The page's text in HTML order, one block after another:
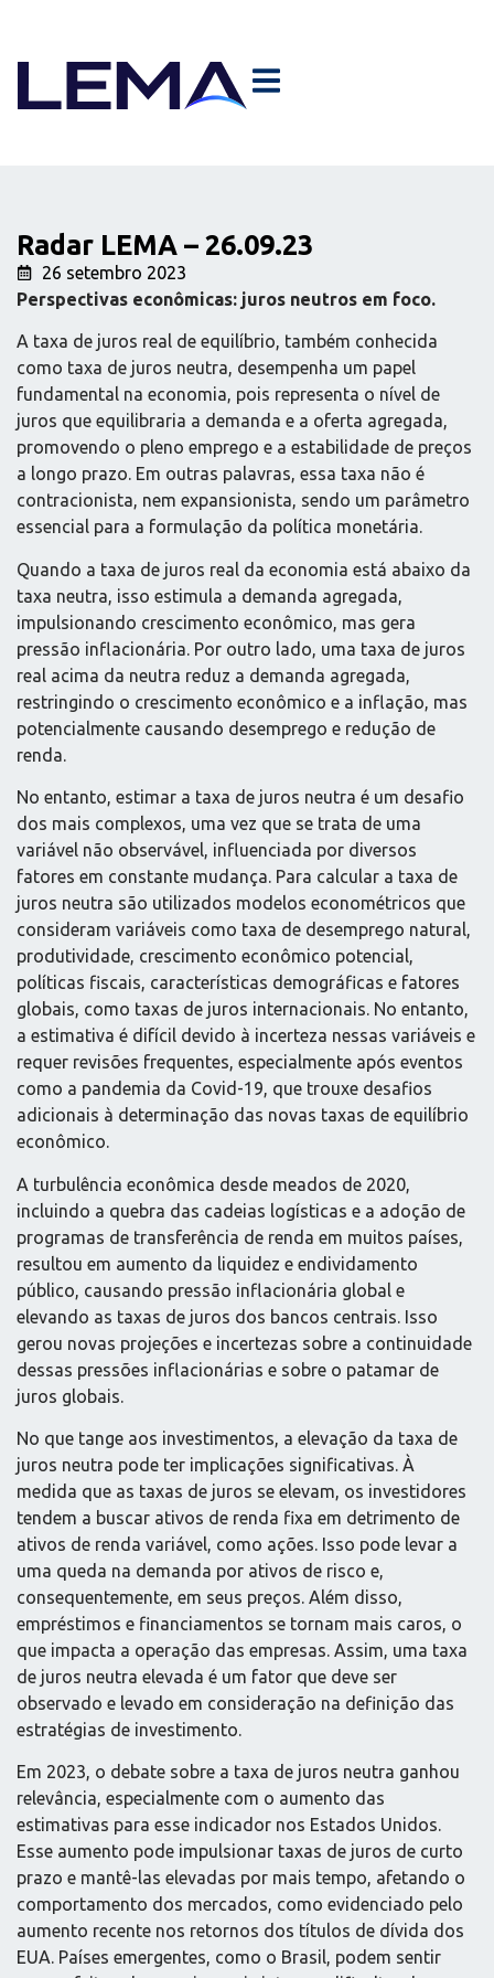
Radar LEMA – 26.09.23
26 setembro 2023
Perspectivas econômicas: juros neutros em foco.
A taxa de juros real de equilíbrio, também conhecida
como taxa de juros neutra, desempenha um papel
fundamental na economia, pois representa o nível de
juros que equilibraria a demanda e a oferta agregada,
promovendo o pleno emprego e a estabilidade de preços
a longo prazo. Em outras palavras, essa taxa não é
contracionista, nem expansionista, sendo um parâmetro
essencial para a formulação da política monetária.
Quando a taxa de juros real da economia está abaixo da
taxa neutra, isso estimula a demanda agregada,
impulsionando crescimento econômico, mas gera
pressão inflacionária. Por outro lado, uma taxa de juros
real acima da neutra reduz a demanda agregada,
restringindo o crescimento econômico e a inflação, mas
potencialmente causando desemprego e redução de
renda.
No entanto, estimar a taxa de juros neutra é um desafio
dos mais complexos, uma vez que se trata de uma
variável não observável, influenciada por diversos
fatores em constante mudança. Para calcular a taxa de
juros neutra são utilizados modelos econométricos que
consideram variáveis como taxa de desemprego natural,
produtividade, crescimento econômico potencial,
políticas fiscais, características demográficas e fatores
globais, como taxas de juros internacionais. No entanto,
a estimativa é difícil devido à incerteza nessas variáveis e
requer revisões frequentes, especialmente após eventos
como a pandemia da Covid-19, que trouxe desafios
adicionais à determinação das novas taxas de equilíbrio
econômico.
A turbulência econômica desde meados de 2020,
incluindo a quebra das cadeias logísticas e a adoção de
programas de transferência de renda em muitos países,
resultou em aumento da liquidez e endividamento
público, causando pressão inflacionária global e
elevando as taxas de juros dos bancos centrais. Isso
gerou novas projeções e incertezas sobre a continuidade
dessas pressões inflacionárias e sobre o patamar de
juros globais.
No que tange aos investimentos, a elevação da taxa de
juros neutra pode ter implicações significativas. À
medida que as taxas de juros se elevam, os investidores
tendem a buscar ativos de renda fixa em detrimento de
ativos de renda variável, como ações. Isso pode levar a
uma queda na demanda por ativos de risco e,
consequentemente, em seus preços. Além disso,
empréstimos e financiamentos se tornam mais caros, o
que impacta a operação das empresas. Assim, uma taxa
de juros neutra elevada é um fator que deve ser
observado e levado em consideração na definição das
estratégias de investimento.
Em 2023, o debate sobre a taxa de juros neutra ganhou
relevância, especialmente com o aumento das
estimativas para esse indicador nos Estados Unidos.
Esse aumento pode impulsionar taxas de juros de curto
prazo e mantê-las elevadas por mais tempo, afetando o
comportamento dos mercados, como evidenciado pelo
aumento recente nos retornos dos títulos de dívida dos
EUA. Países emergentes, como o Brasil, podem sentir